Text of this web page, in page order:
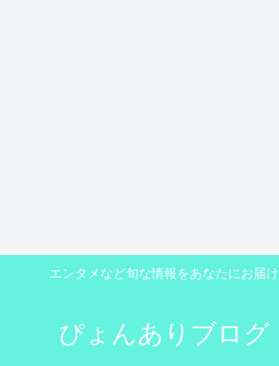
エンタメなど旬な情報をあなたにお届け
ぴょんありブログ